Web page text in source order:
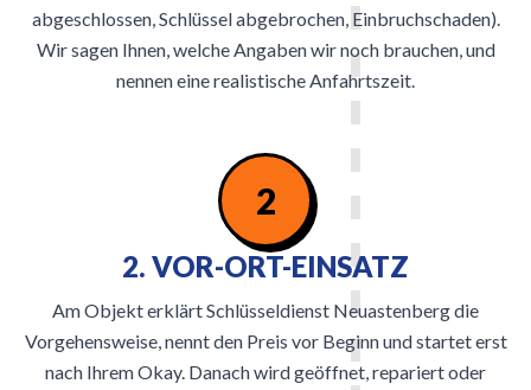
abgeschlossen, Schlüssel abgebrochen, Einbruchschaden).
Wir sagen Ihnen, welche Angaben wir noch brauchen, und
nennen eine realistische Anfahrtszeit.
2
2. VOR-ORT-EINSATZ
Am Objekt erklärt Schlüsseldienst Neuastenberg die
Vorgehensweise, nennt den Preis vor Beginn und startet erst
nach Ihrem Okay. Danach wird geöffnet, repariert oder